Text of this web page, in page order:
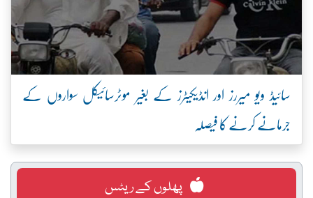
سائیڈ ویو میررز اور انڈیکیٹرز کے بغیر موٹرسائیکل سواروں کے
جرمانے کرنے کا فیصلہ
پھلوں کے ریٹس